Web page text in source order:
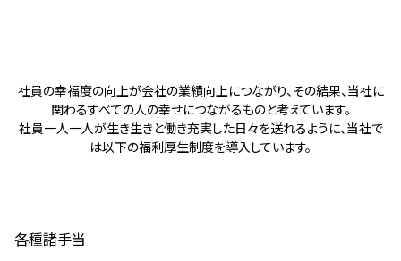
社員の幸福度の向上が会社の業績向上につながり、その結果、当社に
関わるすべての人の幸せにつながるものと考えています。
社員一人一人が生き生きと働き充実した日々を送れるように、当社で
は以下の福利厚生制度を導入しています。
各種諸手当